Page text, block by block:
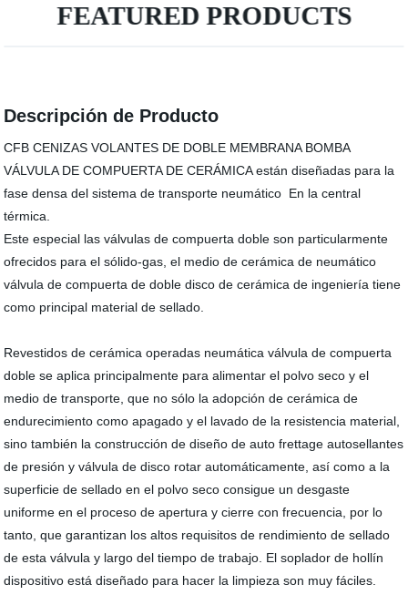
FEATURED PRODUCTS
Descripción de Producto
CFB CENIZAS VOLANTES DE DOBLE MEMBRANA BOMBA
VÁLVULA DE COMPUERTA DE CERÁMICA están diseñadas para la
fase densa del sistema de transporte neumático En la central
térmica.
Este especial las válvulas de compuerta doble son particularmente
ofrecidos para el sólido-gas, el medio de cerámica de neumático
válvula de compuerta de doble disco de cerámica de ingeniería tiene
como principal material de sellado.
Revestidos de cerámica operadas neumática válvula de compuerta
doble se aplica principalmente para alimentar el polvo seco y el
medio de transporte, que no sólo la adopción de cerámica de
endurecimiento como apagado y el lavado de la resistencia material,
sino también la construcción de diseño de auto frettage autosellantes
de presión y válvula de disco rotar automáticamente, así como a la
superficie de sellado en el polvo seco consigue un desgaste
uniforme en el proceso de apertura y cierre con frecuencia, por lo
tanto, que garantizan los altos requisitos de rendimiento de sellado
de esta válvula y largo del tiempo de trabajo. El soplador de hollín
dispositivo está diseñado para hacer la limpieza son muy fáciles.